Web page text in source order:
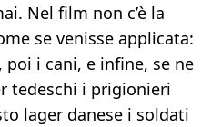
Nel film non c’è la
se venisse applicata:
i cani, e infine, se ne
tedeschi i prigionieri
lager danese i soldati